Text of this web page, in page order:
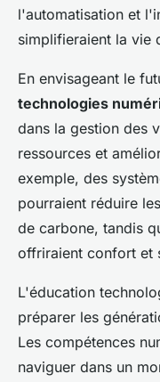
l'automatisation et
simplifieraient la vie
En envisageant le
technologies
dans la gestion des
ressources et
exemple, des
pourraient réduire
de carbone, tandis
offriraient confort et
L'éducation
préparer les
Les compétences
naviguer dans un